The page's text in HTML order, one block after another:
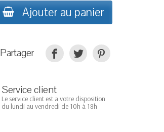
Ajouter au panier
Partager
Service client
Le service client est a votre disposition
du lundi au vendredi de 10h à 18h